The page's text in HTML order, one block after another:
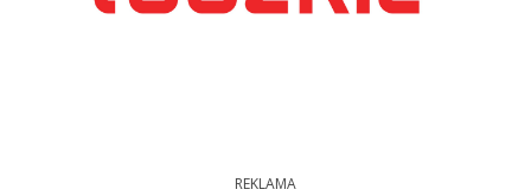
REKLAMA